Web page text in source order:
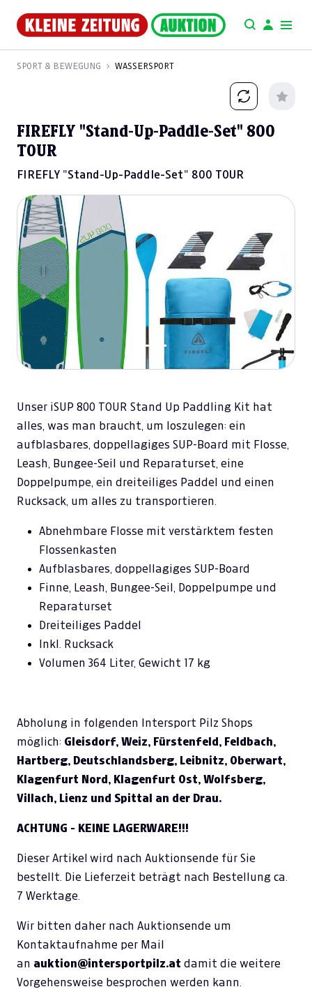
SPORT & BEWEGUNG WASSERSPORT
FIREFLY "Stand-Up-Paddle-Set" 800
TOUR
FIREFLY "Stand-Up-Paddle-Set" 800 TOUR
Unser iSUP 800 TOUR Stand Up Paddling Kit hat
alles, was man braucht, um loszulegen: ein
aufblasbares, doppellagiges SUP-Board mit Flosse,
Leash, Bungee-Seil und Reparaturset, eine
Doppelpumpe, ein dreiteiliges Paddel und einen
Rucksack, um alles zu transportieren.
Abnehmbare Flosse mit verstärktem festen
Flossenkasten
Aufblasbares, doppellagiges SUP-Board
Finne, Leash, Bungee-Seil, Doppelpumpe und
Reparaturset
Dreiteiliges Paddel
Inkl. Rucksack
Volumen 364 Liter, Gewicht 17 kg
Abholung in folgenden Intersport Pilz Shops
möglich: Gleisdorf, Weiz, Fürstenfeld, Feldbach,
Hartberg, Deutschlandsberg, Leibnitz, Oberwart,
Klagenfurt Nord, Klagenfurt Ost, Wolfsberg,
Villach, Lienz und Spittal an der Drau.
ACHTUNG - KEINE LAGERWARE!!!
Dieser Artikel wird nach Auktionsende für Sie
bestellt. Die Lieferzeit beträgt nach Bestellung ca.
7 Werktage.
Wir bitten daher nach Auktionsende um
Kontaktaufnahme per Mail
an auktion@intersportpilz.at damit die weitere
Vorgehensweise besprochen werden kann.